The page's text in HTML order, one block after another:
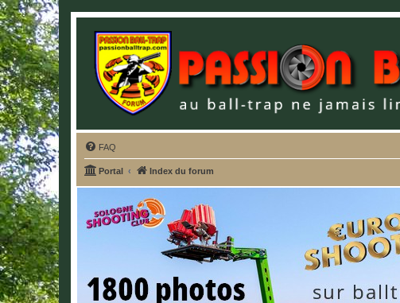
FAQ
Portal Index du forum